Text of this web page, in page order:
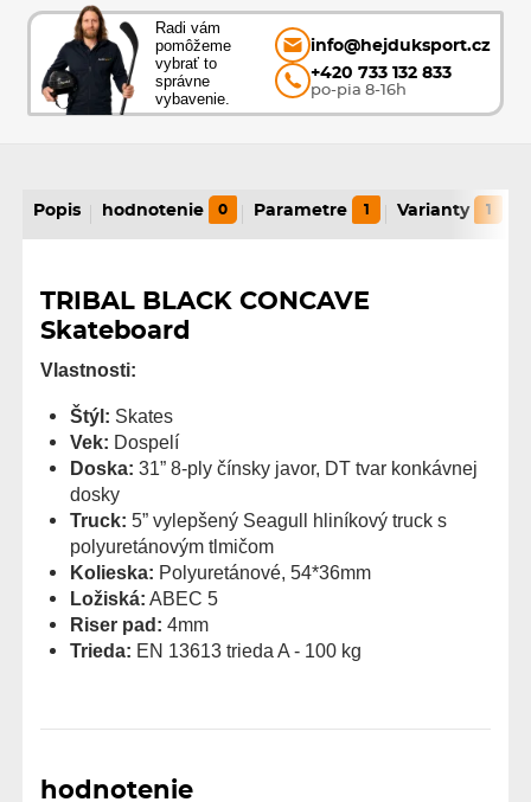
Radi vám
pomôžeme
vybrať to
správne
vybavenie.
info@hejduksport.cz
+420 733 132 833
po-pia 8-16h
Popis hodnotenie 0 Parametre 1 Varianty 1
TRIBAL BLACK CONCAVE
Skateboard
Vlastnosti:
Štýl: Skates
Vek: Dospelí
Doska: 31” 8-ply čínsky javor, DT tvar konkávnej
dosky
Truck: 5” vylepšený Seagull hliníkový truck s
polyuretánovým tlmičom
Kolieska: Polyuretánové, 54*36mm
Ložiská: ABEC 5
Riser pad: 4mm
Trieda: EN 13613 trieda A - 100 kg
hodnotenie